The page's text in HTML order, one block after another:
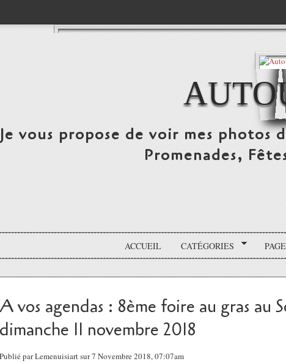
Je vous propose de voir mes
Promenades,
ACCUEIL CATÉGORIES
A vos agendas : 8ème foire au gras au
dimanche 11 novembre 2018
Publié par Lemenuisiart sur 7 Novembre 2018, 07:07am